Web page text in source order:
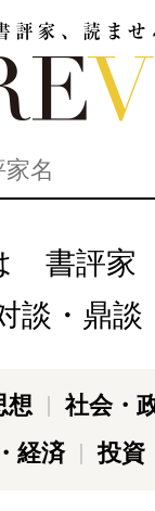
書評家
談・鼎談
想
社会・
経済 投資